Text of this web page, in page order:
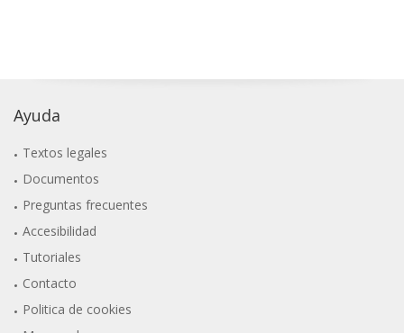
Ayuda
Textos legales
Documentos
Preguntas frecuentes
Accesibilidad
Tutoriales
Contacto
Politica de cookies